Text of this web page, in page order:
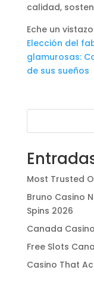
calidad,
Eche un
Elección del
glamurosas:
de sus sueños
Most Trusted
Bruno Casino
Spins 2026
Canada
Free Slots
Casino That